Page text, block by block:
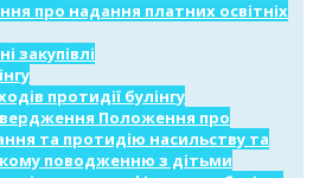
про надання платних освітніх
закупівлі
протидії булінгу
Положення про
та протидію насильству та
поводженню з дітьми